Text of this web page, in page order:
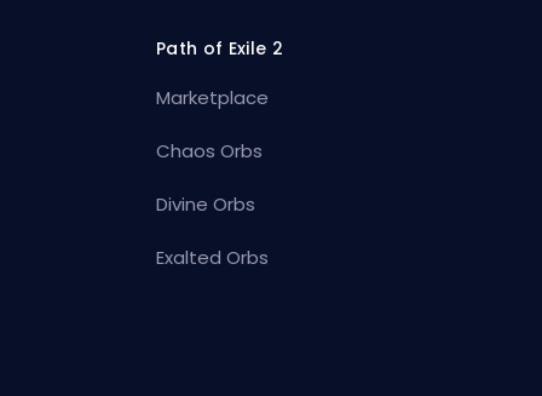
Path of Exile 2
Marketplace
Chaos Orbs
Divine Orbs
Exalted Orbs